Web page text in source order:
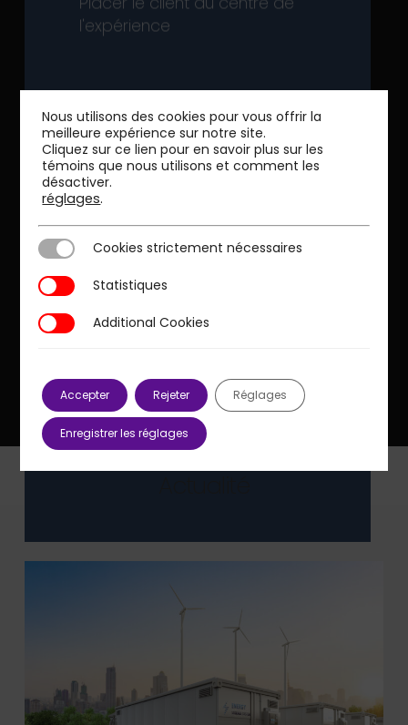
l'expérience
déjà très exposés (télécoms,
voyage, commerce de détail,
contractuelle
Nous intégrons les évolutions du
secteur de l’énergie et les
tendances plus générales du
de relation client multicanale, en
chacun des segments dans un
contraint.
Nous utilisons des cookies pour vous offrir la
meilleure expérience sur notre site.
Cliquez sur ce lien pour en savoir plus sur les
témoins que nous utilisons et comment les
désactiver.
réglages.
Cookies strictement nécessaires
Cookies strictement nécessaires
StatistiquesStatistiques
Additional Cookies
Additional Cookies
Accepter Rejeter Réglages
Enregistrer les réglages